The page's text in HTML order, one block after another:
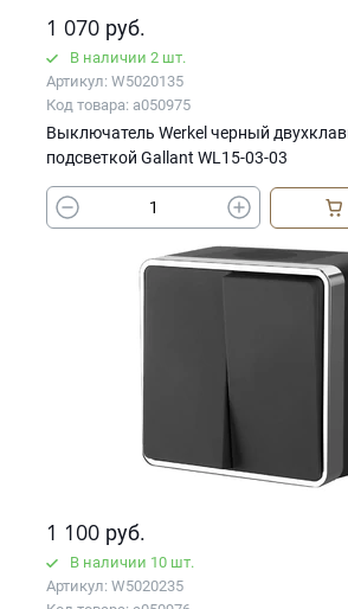
1 070 руб.
В наличии 2 шт.
Артикул: W5020135
Код товара: a050975
Выключатель Werkel черный
подсветкой Gallant WL15-03-03
1 100 руб.
В наличии 10 шт.
Артикул: W5020235